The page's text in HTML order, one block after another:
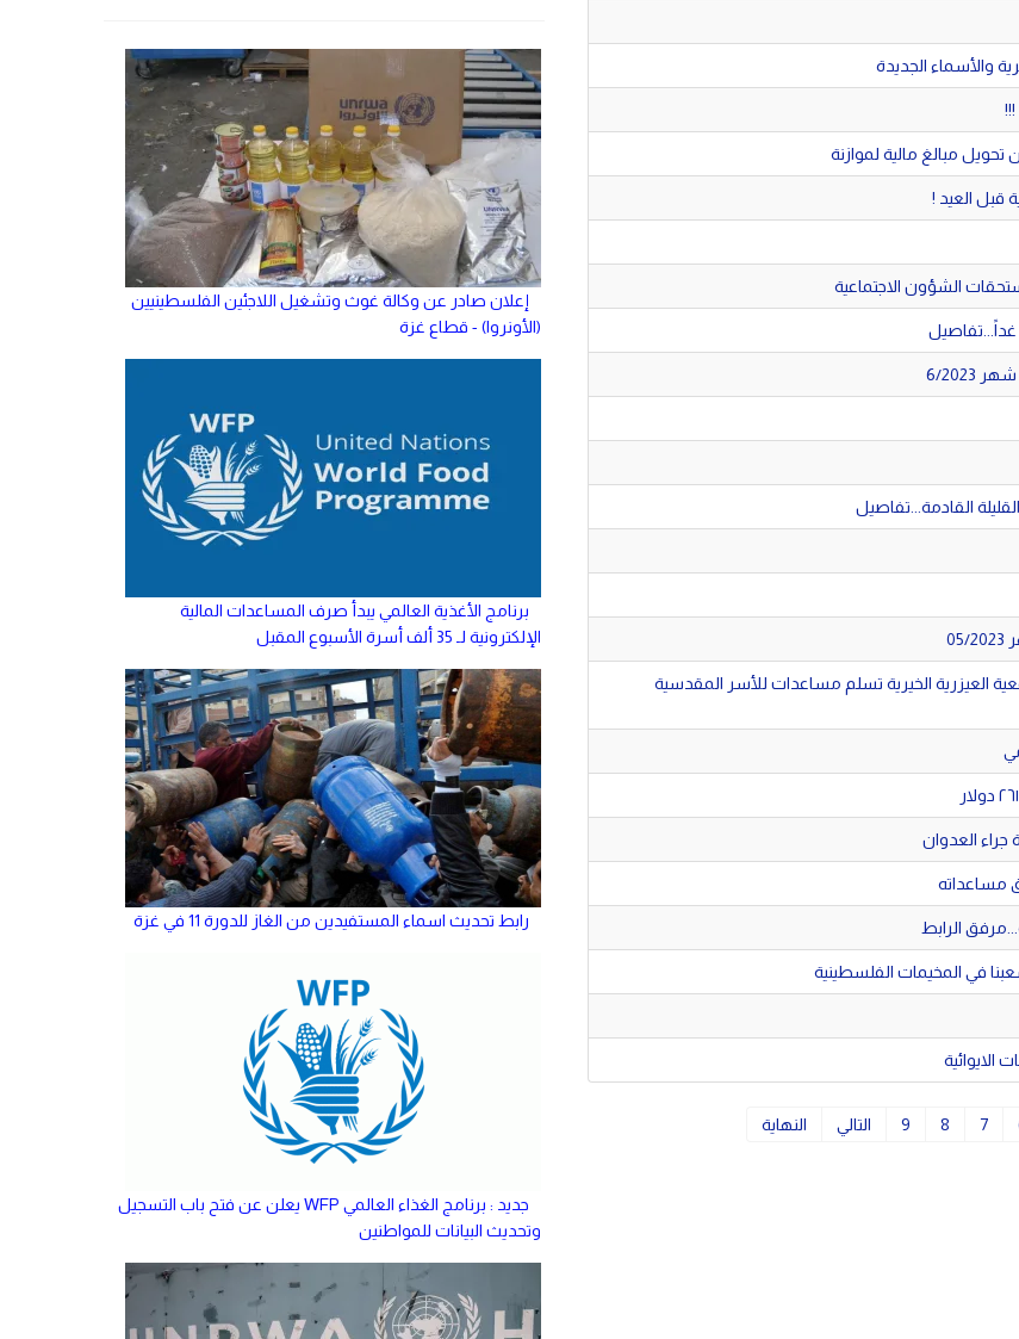
والأسماء الجديدة
تحويل مبالغ مالية لموازنة
قبل العيد !
الشؤون الاجتماعية
القادمة...تفاصيل
العيزرية الخيرية تسلم مساعدات للأسر المقدسية
جراء العدوان
مساعداته
الرابط
في المخيمات الفلسطينية
7
8
9 التالي النهاية
إعلان صادر عن وكالة غوث وتشغيل اللاجئين الفلسطينيين
(الأونروا) - قطاع غزة
برنامج الأغذية العالمي يبدأ صرف المساعدات المالية
الإلكترونية لـ 35 ألف أسرة الأسبوع المقبل
رابط تحديث اسماء المستفيدين من الغاز للدورة 11 في غزة
جديد : برنامج الغذاء العالمي WFP يعلن عن فتح باب التسجيل
وتحديث البيانات للمواطنين